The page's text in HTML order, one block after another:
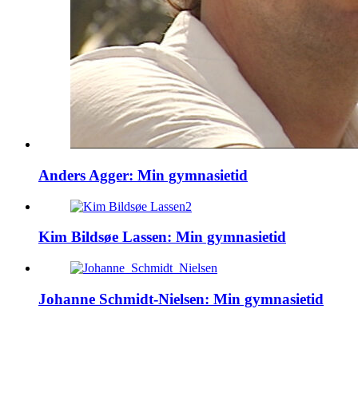
Anders Agger: Min gymnasietid
Kim Bildsøe Lassen: Min gymnasietid
Johanne Schmidt-Nielsen: Min gymnasietid